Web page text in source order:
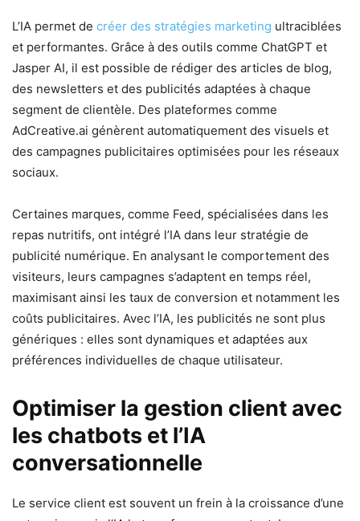
L’IA permet de créer des stratégies marketing ultraciblées
et performantes. Grâce à des outils comme ChatGPT et
Jasper AI, il est possible de rédiger des articles de blog,
des newsletters et des publicités adaptées à chaque
segment de clientèle. Des plateformes comme
AdCreative.ai génèrent automatiquement des visuels et
des campagnes publicitaires optimisées pour les réseaux
sociaux.
Certaines marques, comme Feed, spécialisées dans les
repas nutritifs, ont intégré l’IA dans leur stratégie de
publicité numérique. En analysant le comportement des
visiteurs, leurs campagnes s’adaptent en temps réel,
maximisant ainsi les taux de conversion et notamment les
coûts publicitaires. Avec l’IA, les publicités ne sont plus
génériques : elles sont dynamiques et adaptées aux
préférences individuelles de chaque utilisateur.
Optimiser la gestion client avec
les chatbots et l’IA
conversationnelle
Le service client est souvent un frein à la croissance d’une